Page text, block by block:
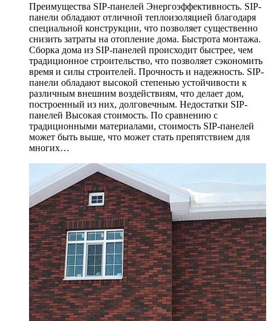
Преимущества SIP-панелей Энергоэффективность. SIP-
панели обладают отличной теплоизоляцией благодаря
специальной конструкции, что позволяет существенно
снизить затраты на отопление дома. Быстрота монтажа.
Сборка дома из SIP-панелей происходит быстрее, чем
традиционное строительство, что позволяет сэкономить
время и силы строителей. Прочность и надежность. SIP-
панели обладают высокой степенью устойчивости к
различным внешним воздействиям, что делает дом,
построенный из них, долговечным. Недостатки SIP-
панелей Высокая стоимость. По сравнению с
традиционными материалами, стоимость SIP-панелей
может быть выше, что может стать препятствием для
многих…